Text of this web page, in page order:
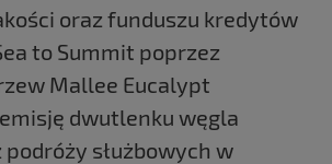
oraz funduszu kredytów
to Summit poprzez
Mallee Eucalypt
dwutlenku węgla
podróży służbowych w